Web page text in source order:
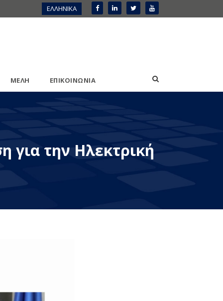
ΕΛΛΗΝΙΚΑ
ΜΕΛΗ ΕΠΙΚΟΙΝΩΝΙΑ
για την Ηλεκτρική